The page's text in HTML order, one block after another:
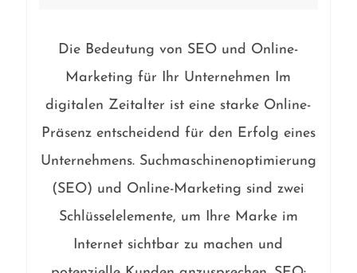
Die Bedeutung von SEO und Online-
Marketing für Ihr Unternehmen Im
digitalen Zeitalter ist eine starke Online-
Präsenz entscheidend für den Erfolg eines
Unternehmens. Suchmaschinenoptimierung
(SEO) und Online-Marketing sind zwei
Schlüsselelemente, um Ihre Marke im
Internet sichtbar zu machen und